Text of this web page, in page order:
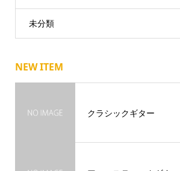
未分類
NEW ITEM
クラシックギター